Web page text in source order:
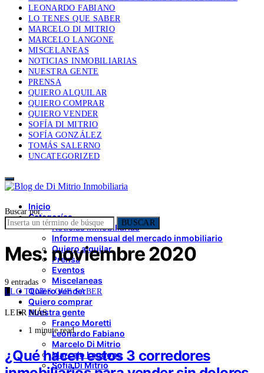
LEONARDO FABIANO
LO TENES QUE SABER
MARCELO DI MITRIO
MARCELO LANGONE
MISCELANEAS
NOTICIAS INMOBILIARIAS
NUESTRA GENTE
PRENSA
QUIERO ALQUILAR
QUIERO COMPRAR
QUIERO VENDER
SOFÍA DI MITRIO
SOFÍA GONZÁLEZ
TOMÁS SALERNO
UNCATEGORIZED
Inicio
Categorías
Noticias inmobiliarias
Informe mensual del mercado inmobiliario
Quiero alquilar
Prensa
Eventos
Miscelaneas
Quiero vender
Quiero comprar
Nuestra gente
Franco Moretti
Leonardo Fabiano
Marcelo Di Mitrio
Marcelo Langone
Sofía Di Mitrio
Buscar por:
BUSCAR
Mes: noviembre 2020
9 entradas
LLO TENES QUE SABER
LEER MÁS
1 minute read
¿Qué hacen estos 3 corredores